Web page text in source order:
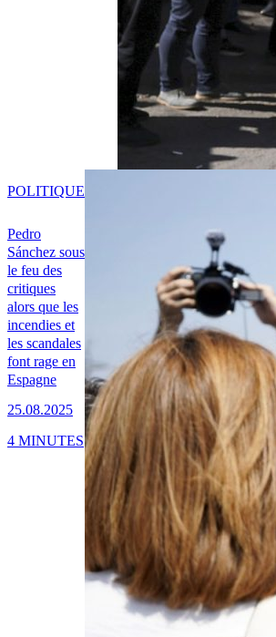
Pedro
Sánchez sous
le feu des
critiques
alors que les
incendies et
les scandales
font rage en
Espagne
25.08.2025
POLITIQUE
4 MINUTES